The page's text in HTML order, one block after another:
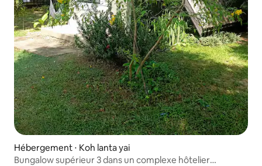
Hébergement ⋅ Koh lanta yai
Bungalow supérieur 3 dans un complexe hôtelier